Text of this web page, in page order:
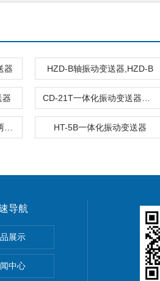
器 HZD-B轴振动变送器,HZD-B
器
HT-5B一体化振动变送器
导航
展示
中心